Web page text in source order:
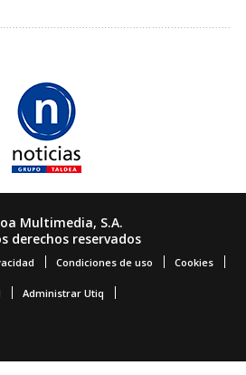
Multimedia, S.A.
derechos reservados
Condiciones de uso Cookies
Administrar Utiq